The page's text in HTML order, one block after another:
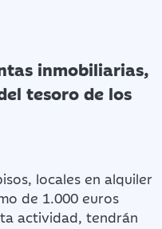
inmobiliarias,
tesoro de los
locales en alquiler
de 1.000 euros
actividad, tendrán